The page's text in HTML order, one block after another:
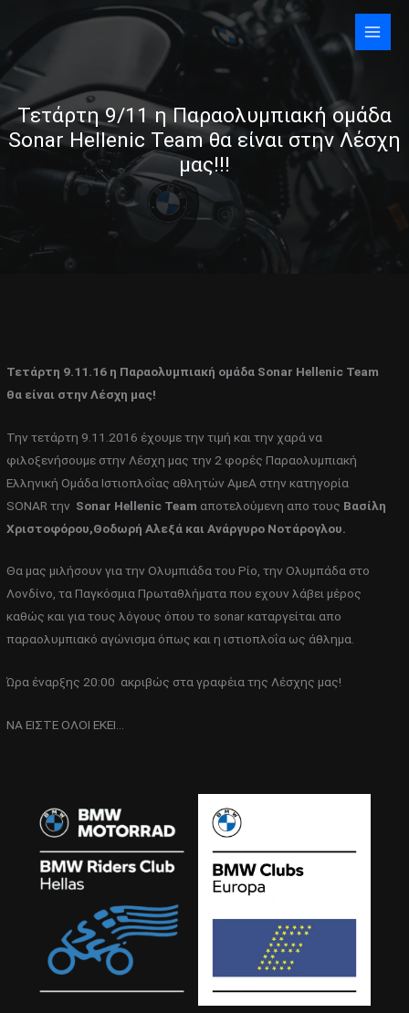
content
Τετάρτη 9/11 η Παραολυμπιακή ομάδα
Sonar Hellenic Team θα είναι στην Λέσχη
μας!!!
Τετάρτη 9.11.16 η Παραολυμπιακή ομάδα Sonar Hellenic Team
θα είναι στην Λέσχη μας!
Την τετάρτη 9.11.2016 έχουμε την τιμή και την χαρά να
φιλοξενήσουμε στην Λέσχη μας την 2 φορές Παραολυμπιακή
Ελληνική Ομάδα Ιστιοπλοΐας αθλητών ΑμεΑ στην κατηγορία
SONAR την Sonar Hellenic Team αποτελούμενη απο τους Βασίλη
Χριστοφόρου,Θοδωρή Αλεξά και Ανάργυρο Νοτάρογλου.
Θα μας μιλήσουν για την Ολυμπιάδα του Ρίο, την Ολυμπάδα στο
Λονδίνο, τα Παγκόσμια Πρωταθλήματα που εχουν λάβει μέρος
καθώς και για τους λόγους όπου το sonar καταργείται απο
παραολυμπιακό αγώνισμα όπως και η ιστιοπλοΐα ως άθλημα.
Ώρα έναρξης 20:00 ακριβώς στα γραφέια της Λέσχης μας!
ΝΑ ΕΙΣΤΕ ΟΛΟΙ ΕΚΕΙ…